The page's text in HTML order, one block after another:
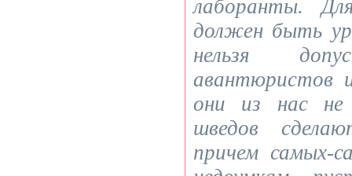
лаборанты.
должен быть
нельзя
авантюристов
они из нас не
шведов
причем самых-